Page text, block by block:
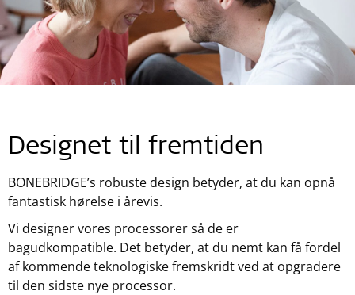
Designet til fremtiden
BONEBRIDGE’s robuste design betyder, at du kan opnå
fantastisk hørelse i årevis.
Vi designer vores processorer så de er
bagudkompatible. Det betyder, at du nemt kan få fordel
af kommende teknologiske fremskridt ved at opgradere
til den sidste nye processor.